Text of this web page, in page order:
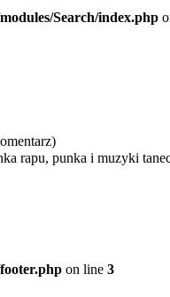
Search/index.php
rapu, punka i muzyki
on line 3